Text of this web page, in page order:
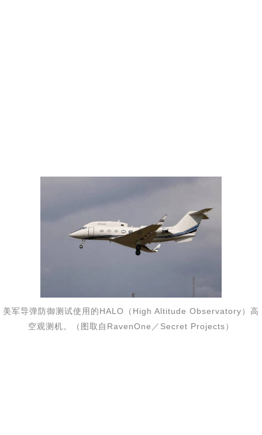
美军导弹防御测试使用的HALO（High Altitude Observatory）高
空观测机。（图取自RavenOne／Secret Projects）